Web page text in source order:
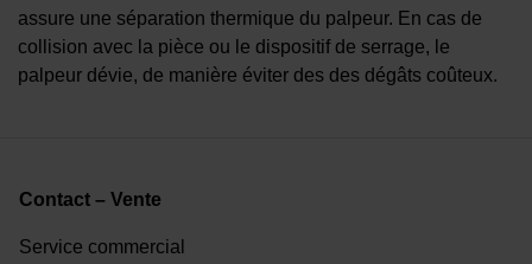
assure une séparation thermique du palpeur. En cas de
collision avec la pièce ou le dispositif de serrage, le
palpeur dévie, de manière éviter des des dégâts coûteux.
Contact – Vente
Service commercial